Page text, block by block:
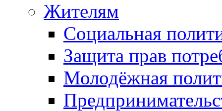
Жителям
Социальная
Защита прав
Молодёжная